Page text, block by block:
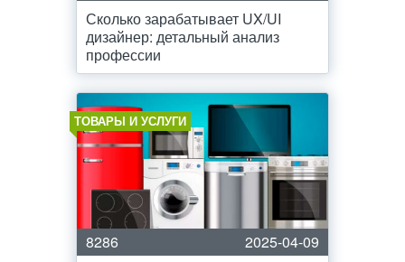
Сколько зарабатывает UX/UI
дизайнер: детальный анализ
профессии
ТОВАРЫ И УСЛУГИ
8286
2025-04-09